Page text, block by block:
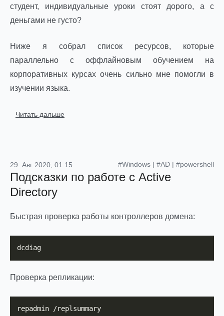
студент, индивидуальные уроки стоят дорого, а с
деньгами не густо?
Ниже я собрал список ресурсов, которые
параллельно с оффлайновым обучением на
корпоративных курсах очень сильно мне помогли в
изучении языка.
Читать дальше
#Windows | #AD | #powershell
29. Авг 2020, 01:15
Подсказки по работе с Active
Directory
Быстрая проверка работы контроллеров домена:
dcdiag
Проверка репликации:
repadmin /replsummary